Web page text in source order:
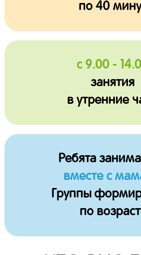
по 40
с 9.00 -
занятия
в утренние
Ребята
вместе с
Группы
по